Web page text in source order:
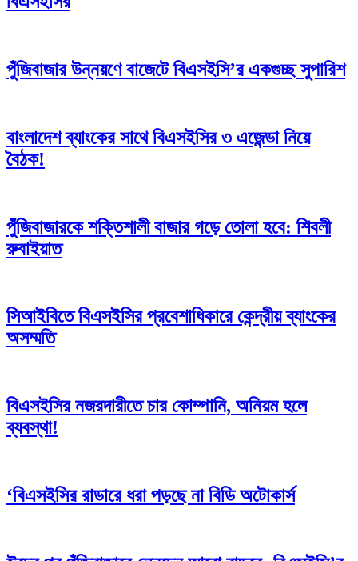
পুঁজিবাজার উন্নয়ণে বাজেটে বিএসইসি’র একগুচ্ছ সুপারিশ
বাংলাদেশ ব্যাংকের সাথে বিএসইসির ৩ এজেন্ডা নিয়ে
বৈঠক!
পুঁজিবাজারকে শক্তিশালী বাজার গড়ে তোলা হবে: শিবলী
রুবাইয়াত
সিআইবিতে বিএসইসির প্রবেশাধিকারে কেন্দ্রীয় ব্যাংকের
অসম্মতি
বিএসইসির নজরদারীতে চার কোম্পানি, অনিয়ম হলে
ব্যবস্থা!
‘বিএসইসির রাডারে ধরা পড়ছে না বিডি অটোকার্স